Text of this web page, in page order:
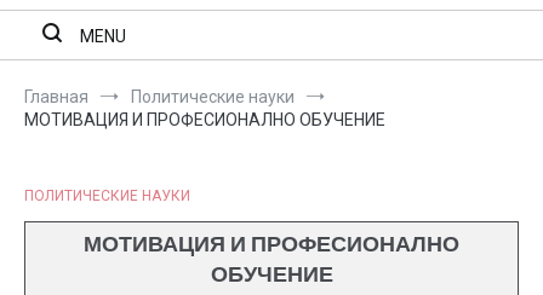
MENU
Главная
Политические науки
МОТИВАЦИЯ И ПРОФЕСИОНАЛНО ОБУЧЕНИЕ
ПОЛИТИЧЕСКИЕ НАУКИ
МОТИВАЦИЯ И ПРОФЕСИОНАЛНО
ОБУЧЕНИЕ